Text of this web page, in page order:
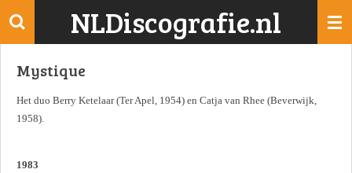
Ga
de
NLDiscografie.nl
Mystique
Het duo Berry Ketelaar (Ter Apel, 1954) en Catja van Rhee (Beverwijk,
1958).
1983